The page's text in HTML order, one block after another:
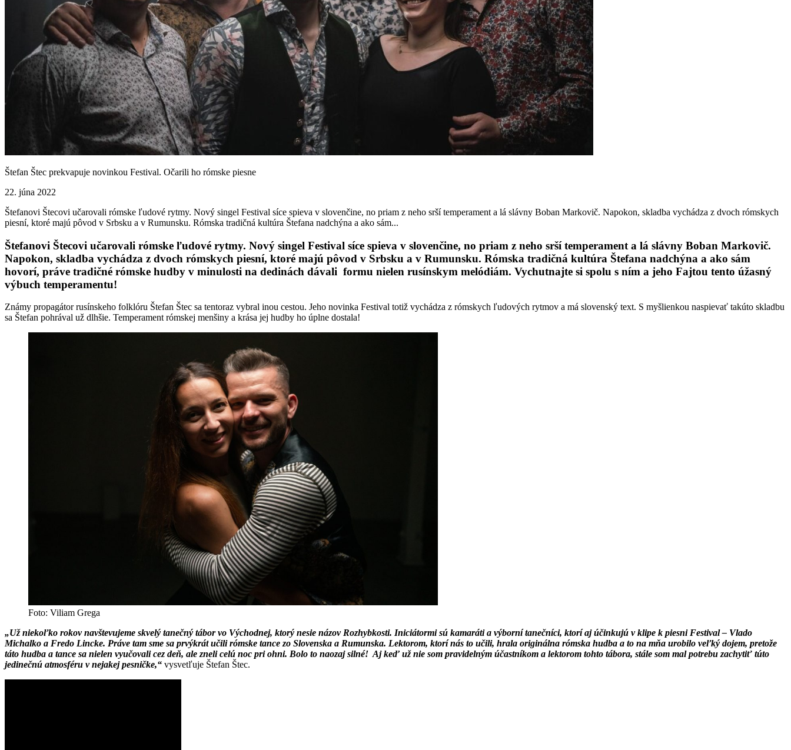
Štefan Štec prekvapuje novinkou Festival. Očarili ho rómske piesne
22. júna 2022
Štefanovi Štecovi učarovali rómske ľudové rytmy. Nový singel Festival síce spieva v slovenčine, no priam z neho srší temperament a lá slávny Boban Markovič. Napokon, skladba vychádza z dvoch rómskych
piesní, ktoré majú pôvod v Srbsku a v Rumunsku. Rómska tradičná kultúra Štefana nadchýna a ako sám...
Štefanovi Štecovi učarovali rómske ľudové rytmy. Nový singel Festival síce spieva v slovenčine, no priam z neho srší temperament a lá slávny Boban Markovič.
Napokon, skladba vychádza z dvoch rómskych piesní, ktoré majú pôvod v Srbsku a v Rumunsku. Rómska tradičná kultúra Štefana nadchýna a ako sám
hovorí, práve tradičné rómske hudby v minulosti na dedinách dávali formu nielen rusínskym melódiám. Vychutnajte si spolu s ním a jeho Fajtou tento úžasný
výbuch temperamentu!
Známy propagátor rusínskeho folklóru Štefan Štec sa tentoraz vybral inou cestou. Jeho novinka Festival totiž vychádza z rómskych ľudových rytmov a má slovenský text. S myšlienkou naspievať takúto skladbu
sa Štefan pohrával už dlhšie. Temperament rómskej menšiny a krása jej hudby ho úplne dostala!
Foto: Viliam Grega
„Už niekoľko rokov navštevujeme skvelý tanečný tábor vo Východnej, ktorý nesie názov Rozhybkosti. Iniciátormi sú kamaráti a výborní tanečníci, ktorí aj účinkujú v klipe k piesni Festival – Vlado
Michalko a Fredo Lincke. Práve tam sme sa prvýkrát učili rómske tance zo Slovenska a Rumunska. Lektorom, ktorí nás to učili, hrala originálna rómska hudba a to na mňa urobilo veľký dojem, pretože
táto hudba a tance sa nielen vyučovali cez deň, ale zneli celú noc pri ohni. Bolo to naozaj silné! Aj keď už nie som pravidelným účastníkom a lektorom tohto tábora, stále som mal potrebu zachytiť túto
jedinečnú atmosféru v nejakej pesničke,“ vysvetľuje Štefan Štec.